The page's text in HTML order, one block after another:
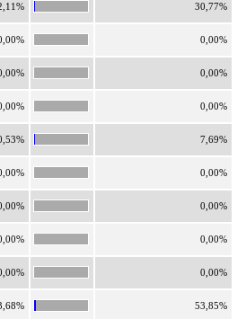
30,77%
0,00%
0,00%
0,00%
7,69%
0,00%
0,00%
0,00%
0,00%
53,85%